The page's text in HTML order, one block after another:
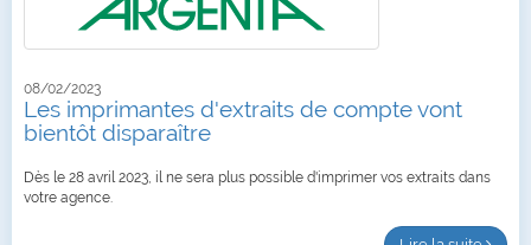
08/02/2023
Les imprimantes d'extraits de compte vont
bientôt disparaître
Dès le 28 avril 2023, il ne sera plus possible d'imprimer vos extraits dans
votre agence.